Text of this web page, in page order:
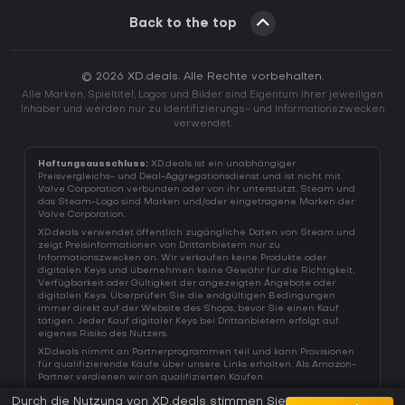
Back to the top
© 2026 XD.deals. Alle Rechte vorbehalten.
Alle Marken, Spieltitel, Logos und Bilder sind Eigentum ihrer jeweiligen
Inhaber und werden nur zu Identifizierungs- und Informationszwecken
verwendet.
Haftungsausschluss: XD.deals ist ein unabhängiger
Preisvergleichs- und Deal-Aggregationsdienst und ist nicht mit
Valve Corporation verbunden oder von ihr unterstützt. Steam und
das Steam-Logo sind Marken und/oder eingetragene Marken der
Valve Corporation.
XD.deals verwendet öffentlich zugängliche Daten von Steam und
zeigt Preisinformationen von Drittanbietern nur zu
Informationszwecken an. Wir verkaufen keine Produkte oder
digitalen Keys und übernehmen keine Gewähr für die Richtigkeit,
Verfügbarkeit oder Gültigkeit der angezeigten Angebote oder
digitalen Keys. Überprüfen Sie die endgültigen Bedingungen
immer direkt auf der Website des Shops, bevor Sie einen Kauf
tätigen. Jeder Kauf digitaler Keys bei Drittanbietern erfolgt auf
eigenes Risiko des Nutzers.
XD.deals nimmt an Partnerprogrammen teil und kann Provisionen
für qualifizierende Käufe über unsere Links erhalten. Als Amazon-
Partner verdienen wir an qualifizierten Käufen.
Durch die Nutzung von XD.deals stimmen Sie